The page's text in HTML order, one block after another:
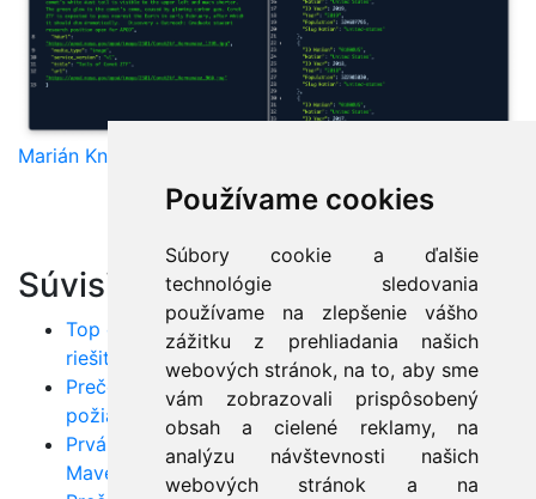
Používame cookies
Súbory cookie a ďalšie
technológie sledovania
používame na zlepšenie vášho
zážitku z prehliadania našich
webových stránok, na to, aby sme
vám zobrazovali prispôsobený
obsah a cielené reklamy, na
analýzu návštevnosti našich
webových stránok a na
Marián Knězek
Súvisiace články:
Top chyby v Jave: Poznáte ich všetky a viete ich
riešiť?
Prečo využívať UML? Od odhaľovania
požiadaviek až po nasadenie do produkcie
Prvá RESTová služba v Jave: Krok za krokom s
Maven, Tomcat a Hibernate